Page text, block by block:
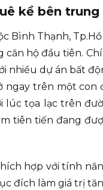
kề bên
Bình Thạnh,
hộ đầu tiên.
nhiều dự án bất
ngay trên một
tọa lạc trên
tiên tiến đang
hợp với tính
đích làm giá trị